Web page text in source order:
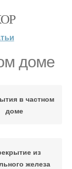
доме
в частном
доме
из
железа